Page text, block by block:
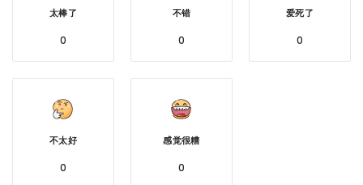
太棒了
0
不错
0
爱死了
0
不太好
0
感觉很糟
0